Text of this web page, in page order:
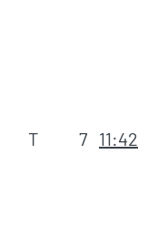
T 7 11:42